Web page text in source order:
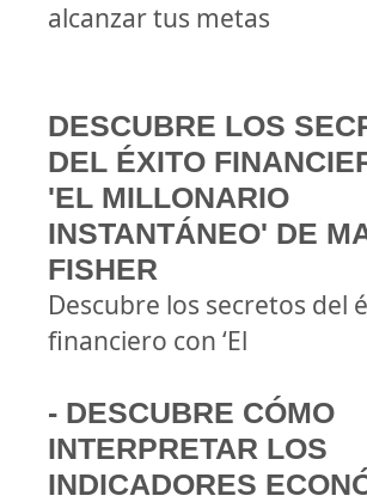
alcanzar tus metas
DESCUBRE LOS
DEL ÉXITO
'EL MILLONARIO
INSTANTÁNEO' DE
FISHER
Descubre los secretos del
financiero con ‘El
- DESCUBRE CÓMO
INTERPRETAR LOS
INDICADORES